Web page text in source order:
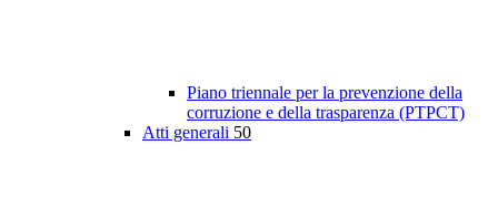
Piano triennale per la prevenzione della
corruzione e della trasparenza (PTPCT)
Atti generali 50